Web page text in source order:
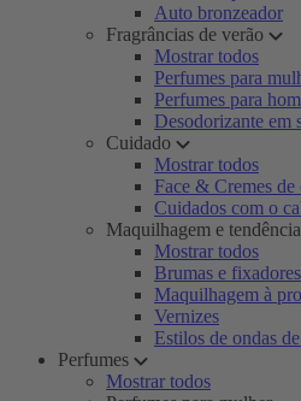
Auto bronzeador
Fragrâncias de verão
Mostrar todos
Perfumes para
Perfumes para
Desodorizante em
Cuidado
Mostrar todos
Face & Cremes de
Cuidados com o
Maquilhagem e
Mostrar todos
Brumas e
Maquilhagem à
Vernizes
Estilos de ondas
Perfumes
Mostrar todos